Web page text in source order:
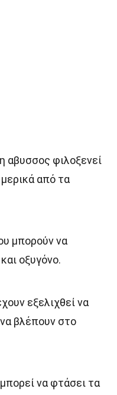
αβυσσος φιλοξενεί
από τα
μπορούν να
οξυγόνο.
εξελιχθεί να
βλέπουν στο
να φτάσει τα